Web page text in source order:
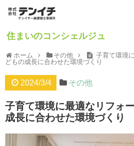
住まいのコンシェルジュ
ホーム その他
子育て環境
どもの成長に合わせた環境づくり
2024/3/4 その他
子育て環境に最適なリフォ
成長に合わせた環境づくり